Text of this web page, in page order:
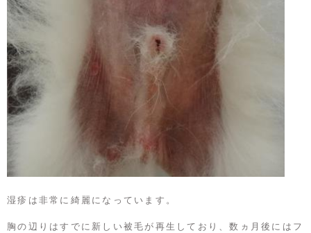
湿疹は非常に綺麗になっています。
胸の辺りはすでに新しい被毛が再生しており、数ヵ月後にはフ